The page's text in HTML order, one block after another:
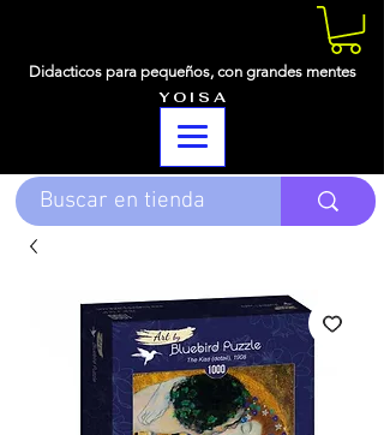
Didacticos para pequeños, con grandes mentes
Y O I S A